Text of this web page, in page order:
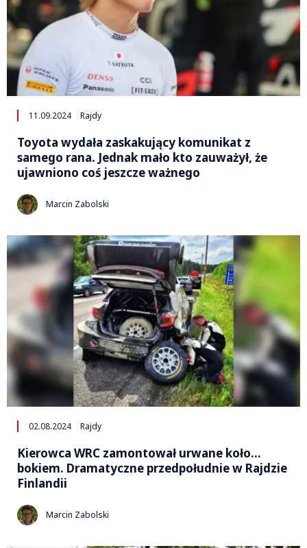
11.09.2024 Rajdy
Toyota wydała zaskakujący komunikat z
samego rana. Jednak mało kto zauważył, że
ujawniono coś jeszcze ważnego
Marcin Zabolski
02.08.2024 Rajdy
Kierowca WRC zamontował urwane koło…
bokiem. Dramatyczne przedpołudnie w Rajdzie
Finlandii
Marcin Zabolski